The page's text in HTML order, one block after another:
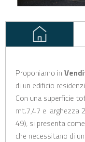
Proponiamo in
di un edificio
Con una superficie
mt.7,47 e larghezza
49), si presenta
che necessitano di